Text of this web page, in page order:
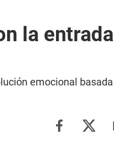
la
emocional